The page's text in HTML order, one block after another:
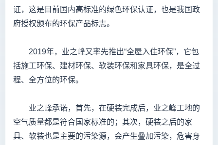
证，这是目前国内高标准的绿色环保认证，也是我国政
府授权颁布的环保产品标志。
2019年，业之峰又率先推出“全屋入住环保”，它包
括施工环保、建材环保、软装环保和家具环保，是全过
程、全方位的环保。
业之峰承诺，首先，在硬装完成后，业之峰工地的
空气质量都是符合国家标准的；其次，硬装之后的家
具、软装也是主要的污染源，会产生叠加污染，危害身